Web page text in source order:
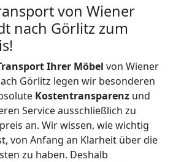
von Wiener
nach Görlitz zum
Ihrer Möbel von Wiener
Görlitz legen wir besonderen
Kostentransparenz und
Service ausschließlich zu
an. Wir wissen, wie wichtig
von Anfang an Klarheit über die
zu haben. Deshalb